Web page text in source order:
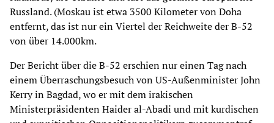
Russland. (Moskau ist etwa 3500 Kilometer von Doha
entfernt, das ist nur ein Viertel der Reichweite der B-52
von über 14.000km.
Der Bericht über die B-52 erschien nur einen Tag nach
einem Überraschungsbesuch von US-Außenminister John
Kerry in Bagdad, wo er mit dem irakischen
Ministerpräsidenten Haider al-Abadi und mit kurdischen